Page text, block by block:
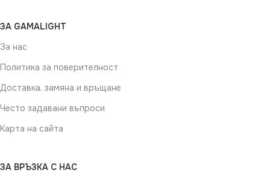
ЗА GAMALIGHT
За нас
Политика за поверителност
Доставка, замяна и връщане
Често задавани въпроси
Карта на сайта
ЗА ВРЪЗКА С НАС